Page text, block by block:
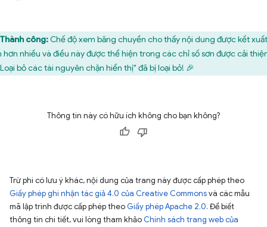
Thành công:Chế độ xem băng chuyền cho thấy nội dung được kết xuất
hơn nhiều và điều này được thể hiện trong các chỉ số sơn được cải
bỏ các tài nguyên chặn hiển thị" đã bị loại bỏ! 🎉
Thông tin này có hữu ích không cho bạn không?
Trừ phi có lưu ý khác, nội dung của trang này được cấp phép theo
Giấy phép ghi nhận tác giả 4.0 của Creative Commonsvà các mẫu
mã lập trình được cấp phép theo Giấy phép Apache 2.0. Để biết
thông tin chi tiết, vui lòng tham khảo Chính sách trang web của